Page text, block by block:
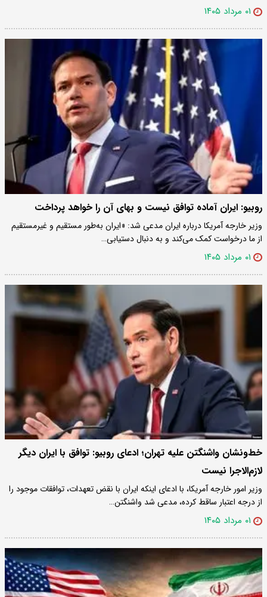
۰۱ مرداد ۱۴۰۵
روبیو: ایران آماده توافق نیست و بهای آن را خواهد پرداخت
وزیر خارجه آمریکا درباره ایران مدعی شد: «ایران به‌طور مستقیم و غیرمستقیم
از ما درخواست کمک می‌کند و به دنبال دستیابی…
۰۱ مرداد ۱۴۰۵
خط‌ونشان واشنگتن علیه تهران؛ ادعای روبیو: توافق با ایران دیگر
لازم‌الاجرا نیست
وزیر امور خارجه آمریکا، با ادعای اینکه ایران با نقض تعهدات، توافقات موجود را
از درجه اعتبار ساقط کرده، مدعی شد واشنگتن…
۰۱ مرداد ۱۴۰۵